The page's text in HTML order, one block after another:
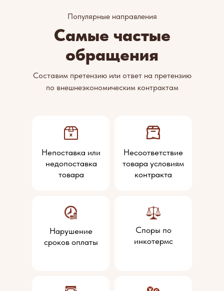
Самые частые
обращения
Популярные направления
Составим претензию или ответ на претензию
по внешнеэкономическим контрактам
Непоставка или
недопоставка
товара
Несоответствие
товара условиям
контракта
Нарушение
сроков оплаты
Споры по
инкотермс